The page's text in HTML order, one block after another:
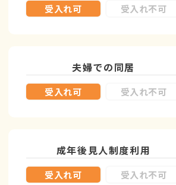
受入れ可 受入れ不可
夫婦での同居
受入れ可 受入れ不可
成年後見人制度利用
受入れ可 受入れ不可